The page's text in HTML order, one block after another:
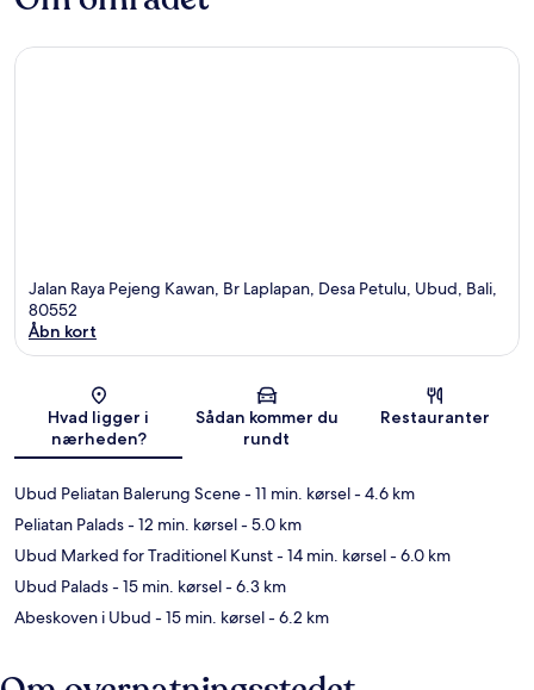
Jalan Raya Pejeng Kawan, Br Laplapan, Desa Petulu, Ubud, Bali,
80552
Åbn kort
Hvad ligger i
nærheden?
Sådan kommer du
rundt
Restauranter
Ubud Peliatan Balerung Scene- 11 min. kørsel- 4.6 km
Peliatan Palads- 12 min. kørsel- 5.0 km
Ubud Marked for Traditionel Kunst- 14 min. kørsel- 6.0 km
Ubud Palads- 15 min. kørsel- 6.3 km
Abeskoven i Ubud - 15 min. kørsel- 6.2 km